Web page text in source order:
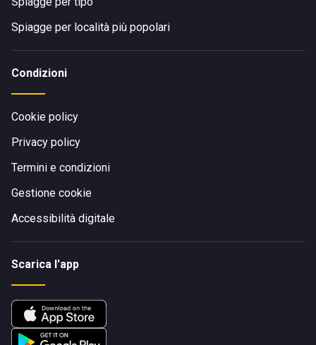
Spiagge per località più popolari
Condizioni
Cookie policy
Privacy policy
Termini e condizioni
Gestione cookie
Accessibilità digitale
Scarica l'app